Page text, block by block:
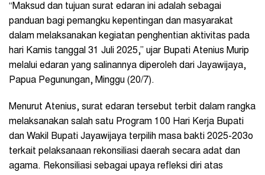
“Maksud dan tujuan surat edaran ini adalah sebagai
panduan bagi pemangku kepentingan dan masyarakat
dalam melaksanakan kegiatan penghentian aktivitas pada
hari Kamis tanggal 31 Juli 2025,” ujar Bupati Atenius Murip
melalui edaran yang salinannya diperoleh dari Jayawijaya,
Papua Pegunungan, Minggu (20/7).
Menurut Atenius, surat edaran tersebut terbit dalam rangka
melaksanakan salah satu Program 100 Hari Kerja Bupati
dan Wakil Bupati Jayawijaya terpilih masa bakti 2025-203o
terkait pelaksanaan rekonsiliasi daerah secara adat dan
agama. Rekonsiliasi sebagai upaya refleksi diri atas